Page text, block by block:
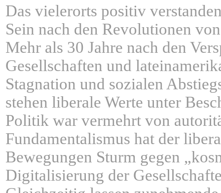
Das vielerorts positiv
Sein nach den Revolutionen
Mehr als 30 Jahre nach den
Gesellschaften und
Stagnation und sozialen
stehen liberale Werte unter
Politik war vermehrt von
Fundamentalismus hat der
Bewegungen Sturm gegen
Digitalisierung der